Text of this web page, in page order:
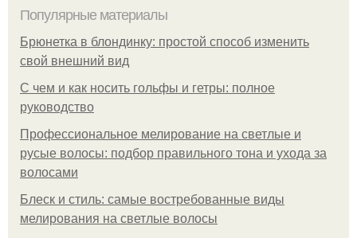
Популярные материалы
Брюнетка в блондинку: простой способ изменить
свой внешний вид
С чем и как носить гольфы и гетры: полное
руководство
Профессиональное мелирование на светлые и
русые волосы: подбор правильного тона и ухода за
волосами
Блеск и стиль: самые востребованные виды
мелирования на светлые волосы